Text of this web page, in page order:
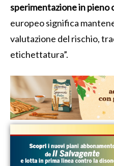
sperimentazione in pieno
europeo significa
valutazione del rischio,
etichettatura”.